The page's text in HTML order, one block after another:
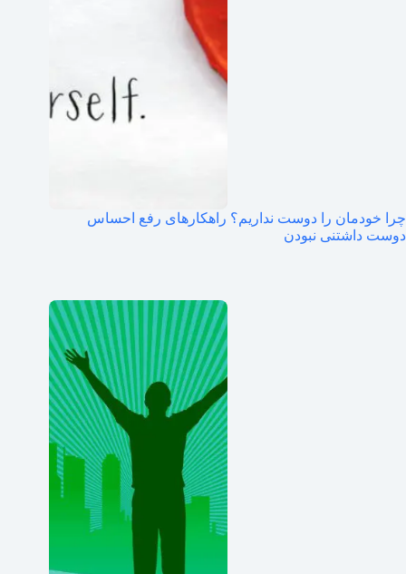
چرا خودمان را دوست نداریم؟ راهکارهای رفع احساس
دوست داشتنی نبودن